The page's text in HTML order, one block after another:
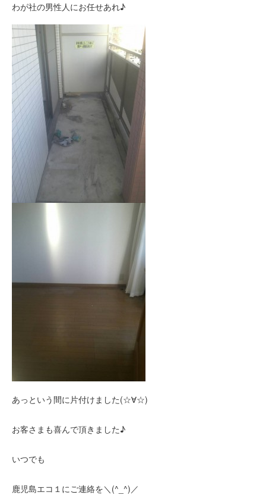
わが社の男性人にお任せあれ♪
あっという間に片付けました(☆∀☆)
お客さまも喜んで頂きました♪
いつでも
鹿児島エコ１にご連絡を＼(^_^)／